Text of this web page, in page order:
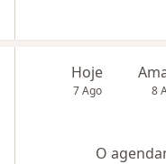
Hoje
7 Ago 8
O